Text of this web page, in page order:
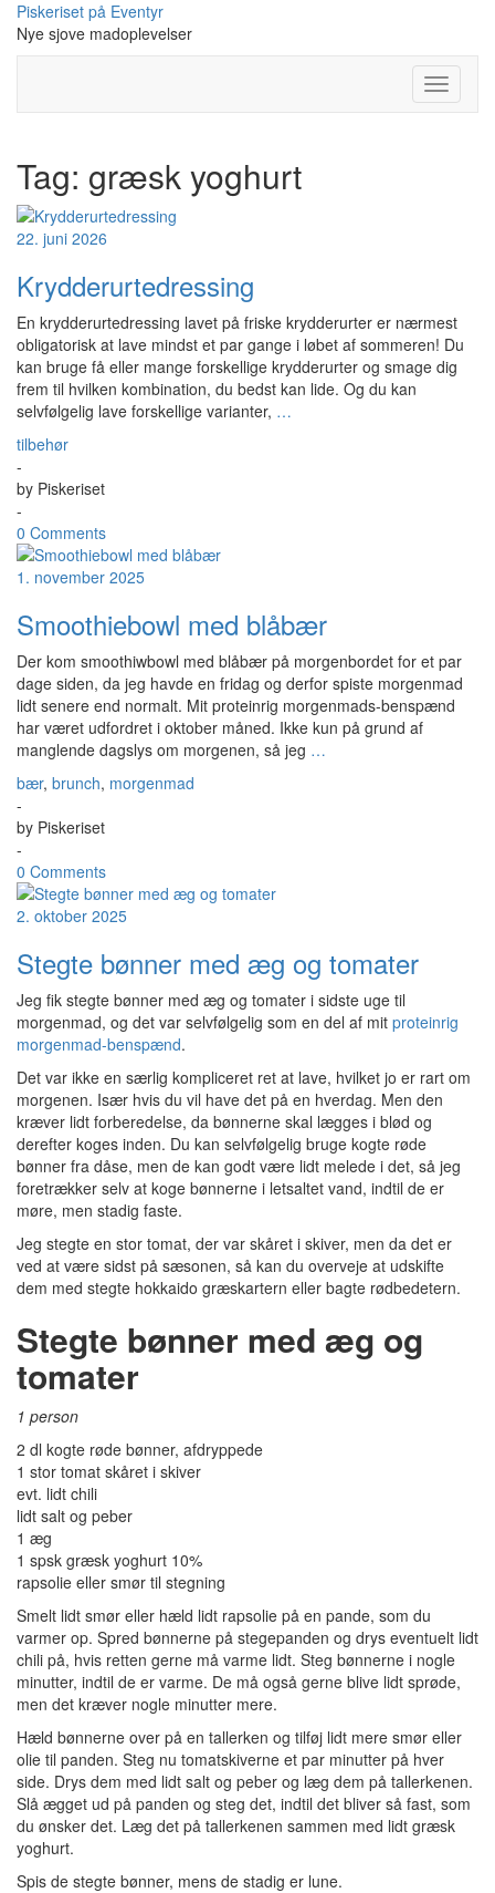
Skip
content
Piskeriset på Eventyr
Nye sjove madoplevelser
Toggle
Tag: græsk yoghurt
22. juni 2026
Krydderurtedressing
En krydderurtedressing lavet på friske krydderurter er nærmest
obligatorisk at lave mindst et par gange i løbet af sommeren! Du
kan bruge få eller mange forskellige krydderurter og smage dig
frem til hvilken kombination, du bedst kan lide. Og du kan
selvfølgelig lave forskellige varianter, …
tilbehør
-
by Piskeriset
-
0 Comments
1. november 2025
Smoothiebowl med blåbær
Der kom smoothiwbowl med blåbær på morgenbordet for et par
dage siden, da jeg havde en fridag og derfor spiste morgenmad
lidt senere end normalt. Mit proteinrig morgenmads-benspænd
har været udfordret i oktober måned. Ikke kun på grund af
manglende dagslys om morgenen, så jeg …
bær, brunch, morgenmad
-
by Piskeriset
-
0 Comments
2. oktober 2025
Stegte bønner med æg og tomater
Jeg fik stegte bønner med æg og tomater i sidste uge til
morgenmad, og det var selvfølgelig som en del af mit proteinrig
morgenmad-benspænd.
Det var ikke en særlig kompliceret ret at lave, hvilket jo er rart om
morgenen. Især hvis du vil have det på en hverdag. Men den
kræver lidt forberedelse, da bønnerne skal lægges i blød og
derefter koges inden. Du kan selvfølgelig bruge kogte røde
bønner fra dåse, men de kan godt være lidt melede i det, så jeg
foretrækker selv at koge bønnerne i letsaltet vand, indtil de er
møre, men stadig faste.
Jeg stegte en stor tomat, der var skåret i skiver, men da det er
ved at være sidst på sæsonen, så kan du overveje at udskifte
dem med stegte hokkaido græskartern eller bagte rødbedetern.
Stegte bønner med æg og
tomater
1 person
2 dl kogte røde bønner, afdryppede
1 stor tomat skåret i skiver
evt. lidt chili
lidt salt og peber
1 æg
1 spsk græsk yoghurt 10%
rapsolie eller smør til stegning
Smelt lidt smør eller hæld lidt rapsolie på en pande, som du
varmer op. Spred bønnerne på stegepanden og drys eventuelt lidt
chili på, hvis retten gerne må varme lidt. Steg bønnerne i nogle
minutter, indtil de er varme. De må også gerne blive lidt sprøde,
men det kræver nogle minutter mere.
Hæld bønnerne over på en tallerken og tilføj lidt mere smør eller
olie til panden. Steg nu tomatskiverne et par minutter på hver
side. Drys dem med lidt salt og peber og læg dem på tallerkenen.
Slå ægget ud på panden og steg det, indtil det bliver så fast, som
du ønsker det. Læg det på tallerkenen sammen med lidt græsk
yoghurt.
Spis de stegte bønner, mens de stadig er lune.